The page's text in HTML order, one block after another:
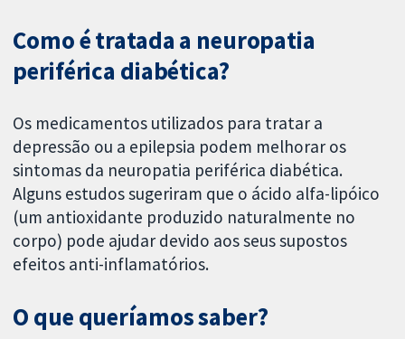
Como é tratada a neuropatia
periférica diabética?
Os medicamentos utilizados para tratar a
depressão ou a epilepsia podem melhorar os
sintomas da neuropatia periférica diabética.
Alguns estudos sugeriram que o ácido alfa-lipóico
(um antioxidante produzido naturalmente no
corpo) pode ajudar devido aos seus supostos
efeitos anti-inflamatórios.
O que queríamos saber?